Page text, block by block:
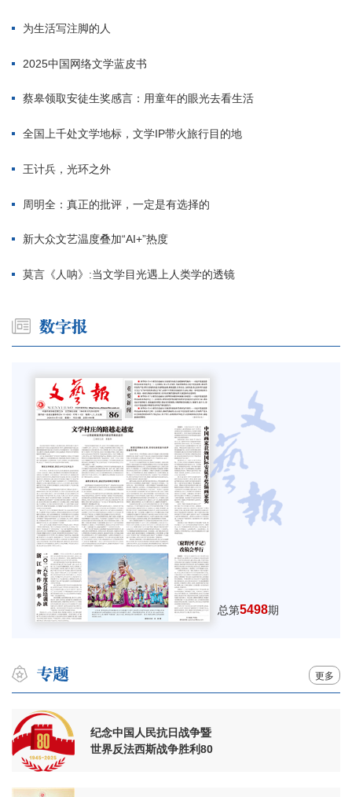
为生活写注脚的人
2025中国网络文学蓝皮书
蔡皋领取安徒生奖感言：用童年的眼光去看生活
全国上千处文学地标，文学IP带火旅行目的地
王计兵，光环之外
周明全：真正的批评，一定是有选择的
新大众文艺温度叠加“AI+”热度
莫言《人呐》:当文学目光遇上人类学的透镜
总第5498期
更多
纪念中国人民抗日战争暨
世界反法西斯战争胜利80